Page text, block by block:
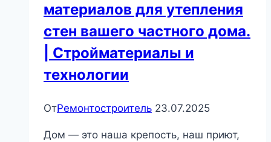
материалов для утепления
стен вашего частного дома.
| Стройматериалы и
технологии
ОтРемонтостроитель 23.07.2025
Дом — это наша крепость, наш приют,